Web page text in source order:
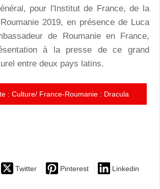
pour l'Institut de France, de la
2019, en présence de Luca
de Roumanie en France,
à la presse de ce grand
entre deux pays latins.
: Culture/ France-Roumanie : Dracula
Twitter Pinterest Linkedin